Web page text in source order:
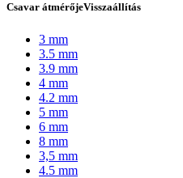
Csavar átmérőjeVisszaállítás
3 mm
3.5 mm
3.9 mm
4 mm
4.2 mm
5 mm
6 mm
8 mm
3,5 mm
4.5 mm